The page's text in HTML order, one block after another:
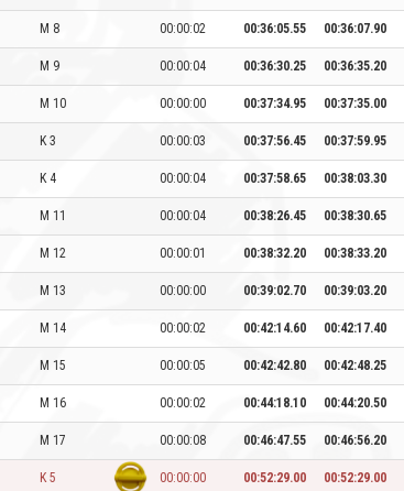
M 8 00:00:02 00:36:05.55 00:36:07.90
M 9 00:00:04 00:36:30.25 00:36:35.20
M 10 00:00:00 00:37:34.95 00:37:35.00
K 3 00:00:03 00:37:56.45 00:37:59.95
K 4 00:00:04 00:37:58.65 00:38:03.30
M 11 00:00:04 00:38:26.45 00:38:30.65
M 12 00:00:01 00:38:32.20 00:38:33.20
M 13 00:00:00 00:39:02.70 00:39:03.20
M 14 00:00:02 00:42:14.60 00:42:17.40
M 15 00:00:05 00:42:42.80 00:42:48.25
M 16 00:00:02 00:44:18.10 00:44:20.50
M 17 00:00:08 00:46:47.55 00:46:56.20
K 5 00:00:00 00:52:29.00 00:52:29.00